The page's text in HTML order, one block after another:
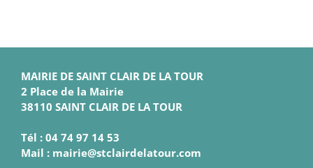
MAIRIE DE SAINT CLAIR DE LA TOUR
2 Place de la Mairie
38110 SAINT CLAIR DE LA TOUR
Tél : 04 74 97 14 53
Mail : mairie@stclairdelatour.com